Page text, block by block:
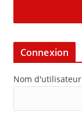
Connexion
Nom d'utilisateur